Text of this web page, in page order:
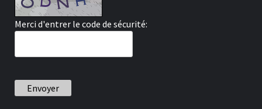
Merci d'entrer le code de sécurité:
Envoyer